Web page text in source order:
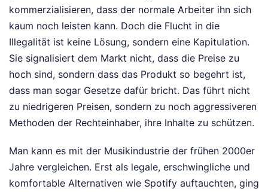
kommerzialisieren, dass der normale Arbeiter ihn sich
kaum noch leisten kann. Doch die Flucht in die
Illegalität ist keine Lösung, sondern eine Kapitulation.
Sie signalisiert dem Markt nicht, dass die Preise zu
hoch sind, sondern dass das Produkt so begehrt ist,
dass man sogar Gesetze dafür bricht. Das führt nicht
zu niedrigeren Preisen, sondern zu noch aggressiveren
Methoden der Rechteinhaber, ihre Inhalte zu schützen.
Man kann es mit der Musikindustrie der frühen 2000er
Jahre vergleichen. Erst als legale, erschwingliche und
komfortable Alternativen wie Spotify auftauchten, ging